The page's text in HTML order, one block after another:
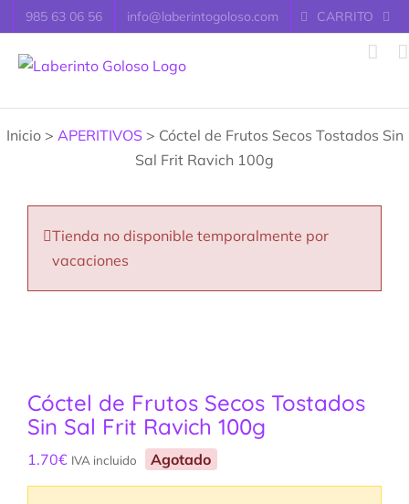
Saltar
al
contenido
985 63 06 56 info@laberintogoloso.com CARRITO
Inicio > APERITIVOS> Cóctel de Frutos Secos Tostados Sin
Sal Frit Ravich 100g
Tienda no disponible temporalmente por
vacaciones
Cóctel de Frutos Secos Tostados
Sin Sal Frit Ravich 100g
1.70€ IVA incluido Agotado